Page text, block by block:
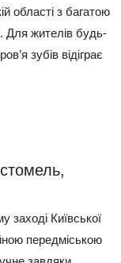
області з багатою
Для жителів будь-
зубів відіграє
заході Київської
передміською